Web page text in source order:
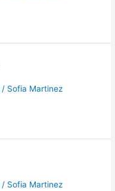
/ Sofia Martinez
/ Sofia Martinez